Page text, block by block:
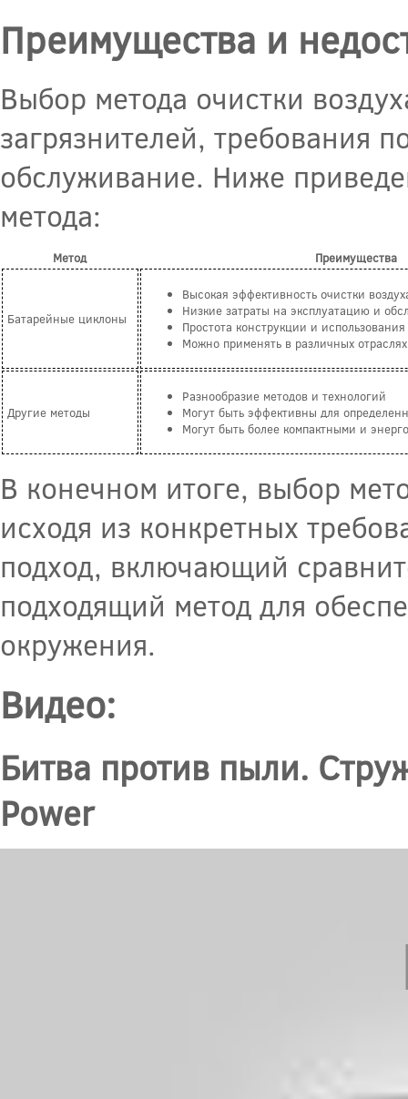
Преимущества и
Выбор метода очистки
загрязнителей, требования
обслуживание. Ниже
метода:
Метод Преимущества
Батарейные циклоны
Высокая эффективность очистки
Низкие затраты на эксплуатацию и
Простота конструкции и использования
Можно применять в различных
Другие методы
Разнообразие методов и технологий
Могут быть эффективны для
Могут быть более компактными и
В конечном итоге, выбор
исходя из конкретных
подход, включающий
подходящий метод для
окружения.
Видео:
Битва против пыли.
Power